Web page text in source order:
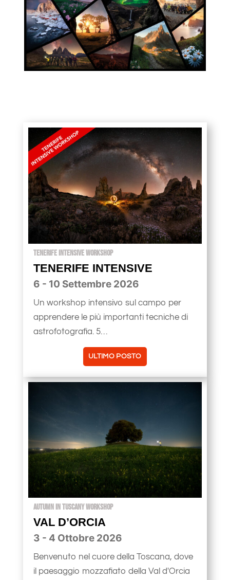
PHOTO TOURS 2026/27
ESPERIENZE UNICHE PER CHI AMA LA FOTOGRAFIA
TENERIFE INTENSIVE WORKSHOP
TENERIFE INTENSIVE
6 - 10 Settembre 2026
Un workshop intensivo sul campo per
apprendere le più importanti tecniche di
astrofotografia. 5…
ULTIMO POSTO
AUTUMN IN TUSCANY WORKSHOP
VAL D’ORCIA
3 - 4 Ottobre 2026
Benvenuto nel cuore della Toscana, dove
il paesaggio mozzafiato della Val d'Orcia